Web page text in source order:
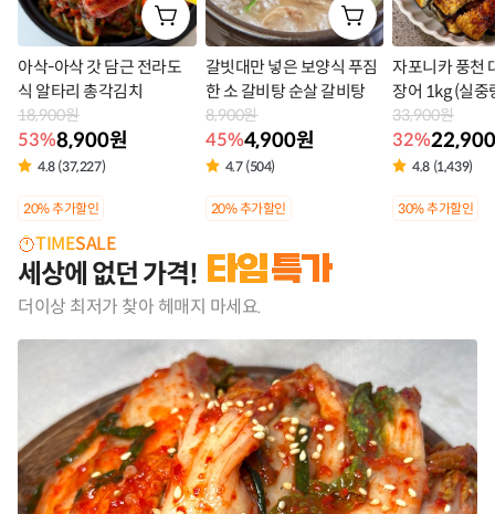
아삭-아삭 갓 담근 전라도
식 알타리 총각김치
18,900원
53%8,900원
4.8 (37,227)
상
품
라
벨
20% 추가할인
갈빗대만 넣은 보양식 푸짐
한 소 갈비탕 순살 갈비탕
8,900원
45%4,900원
4.7 (504)
상
품
라
벨
20% 추가할인
자포니카 풍천
장어 1kg (실중
외)
33,900원
32%
4.8 (1,439)
상
30% 추가할인
TIMESALE
세상에 없던 가격!
더이상 최저가 찾아 헤매지 마세요.